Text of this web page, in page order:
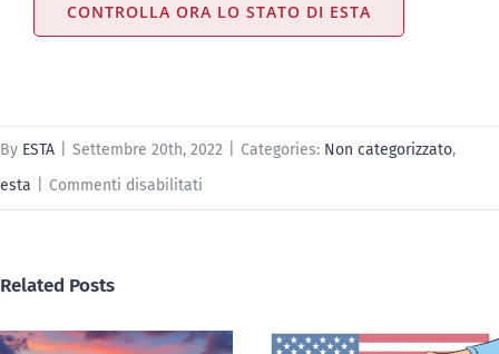
CONTROLLA ORA LO STATO DI ESTA
By ESTA Settembre 20th, 2022 Categories: Non categorizzato,
esta
Commenti disabilitati
di
Related Posts